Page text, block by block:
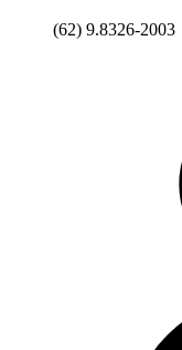
(62) 9.8326-2003